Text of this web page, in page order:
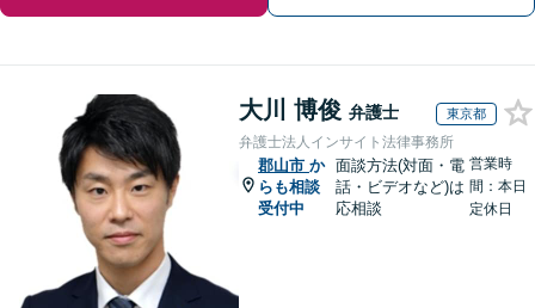
大川 博俊 弁護士 東京都
弁護士法人インサイト法律事務所
郡山市 か
らも相談
受付中
面談方法(対面・電
話・ビデオなど)は
応相談
営業時
間：本日
定休日